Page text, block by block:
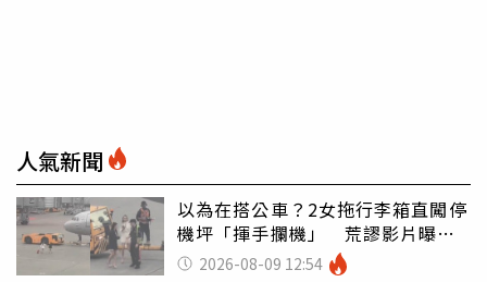
人氣新聞
以為在搭公車？2女拖行李箱直闖停
機坪「揮手攔機」 荒謬影片曝網
傻眼2026-08-09 12:54